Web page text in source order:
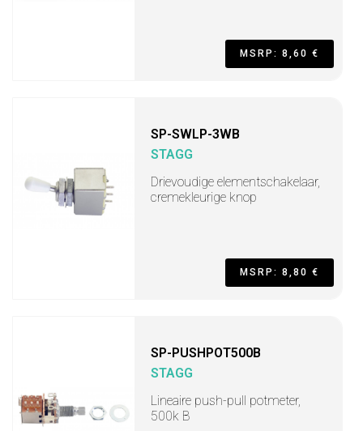
MSRP: 8,60 €
SP-SWLP-3WB
STAGG
Drievoudige elementschakelaar,
cremekleurige knop
MSRP: 8,80 €
SP-PUSHPOT500B
STAGG
Lineaire push-pull potmeter,
500k B